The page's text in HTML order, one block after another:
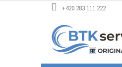
na
+420 283 111 222